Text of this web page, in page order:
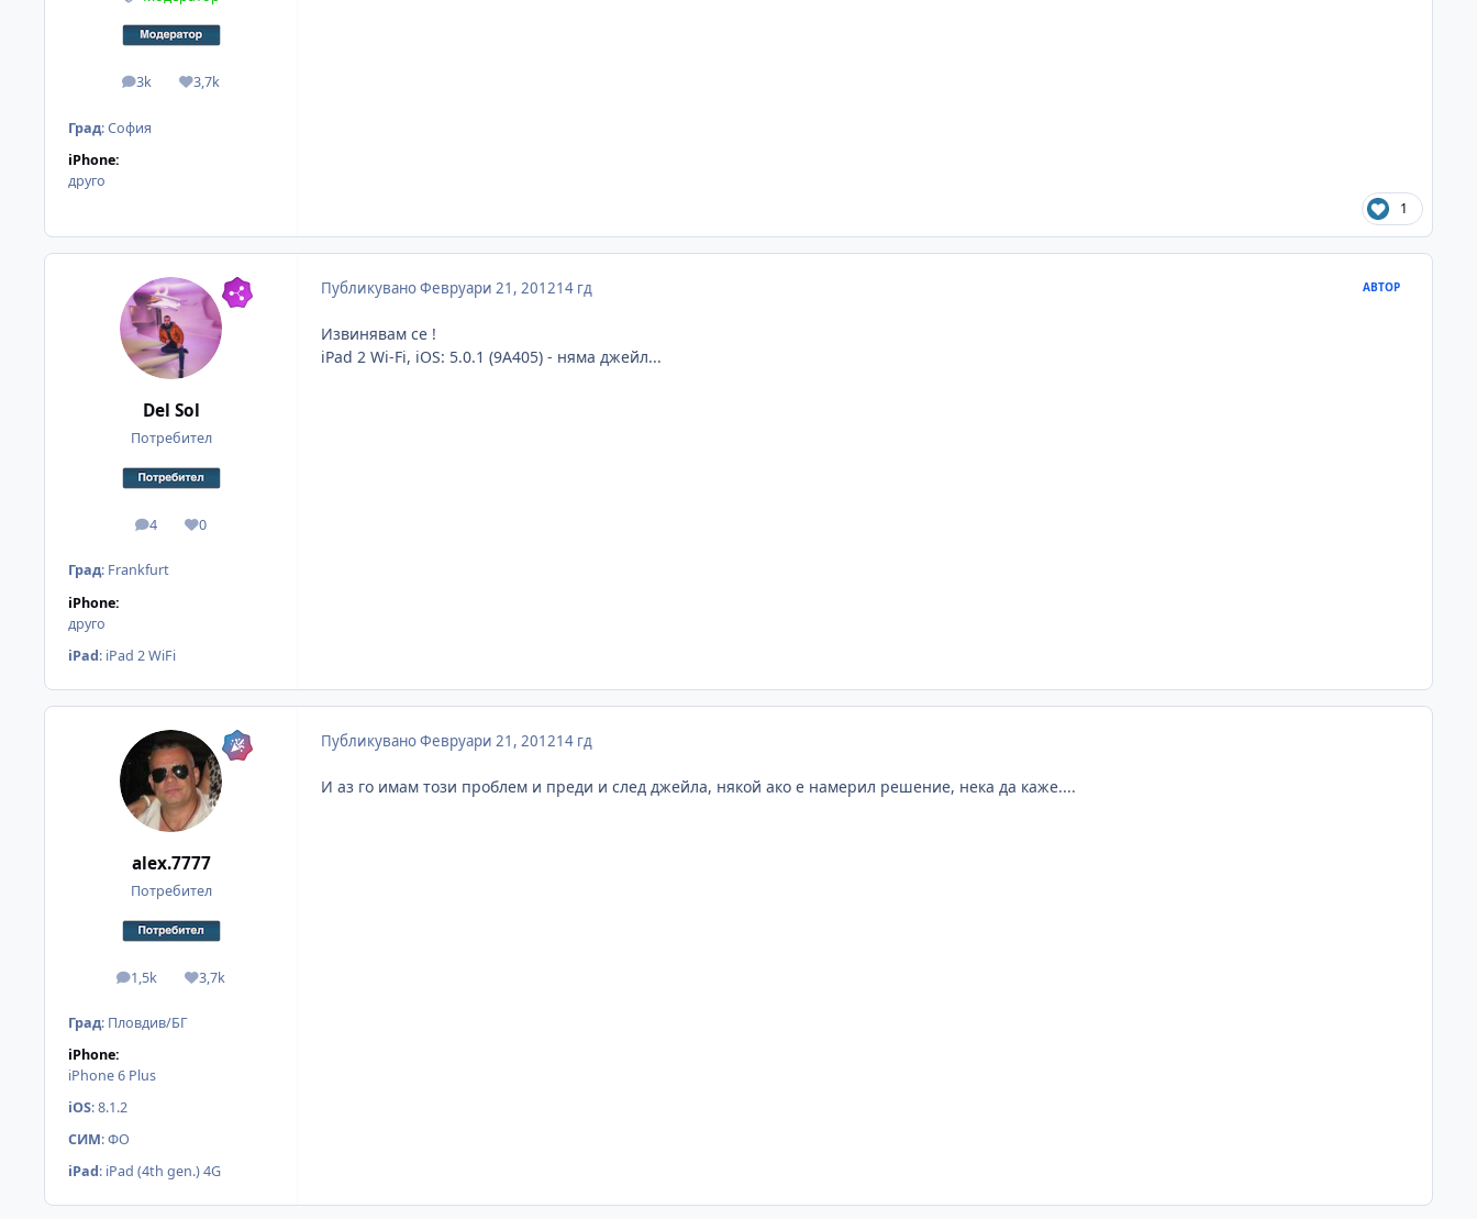
3k
мнения 3,7k
Reputation
Град:София
iPhone:
друго
1
Del Sol
Потребител
4
мнения0
Reputation
Град: Frankfurt
iPhone:
друго
iPad: iPad 2 WiFi
ПубликуваноФевруари 21, 201214 гд АВТОР
Извинявам се !
iPad 2 Wi-Fi, iOS: 5.0.1 (9A405) - няма джейл...
alex.7777
Потребител
1,5k
мнения 3,7k
Reputation
Град: Пловдив/БГ
iPhone:
iPhone 6 Plus
iOS:8.1.2
СИМ:ФО
iPad: iPad (4th gen.) 4G
ПубликуваноФевруари 21, 201214 гд
И аз го имам този проблем и преди и след джейла, някой ако е намерил решение, нека да каже....